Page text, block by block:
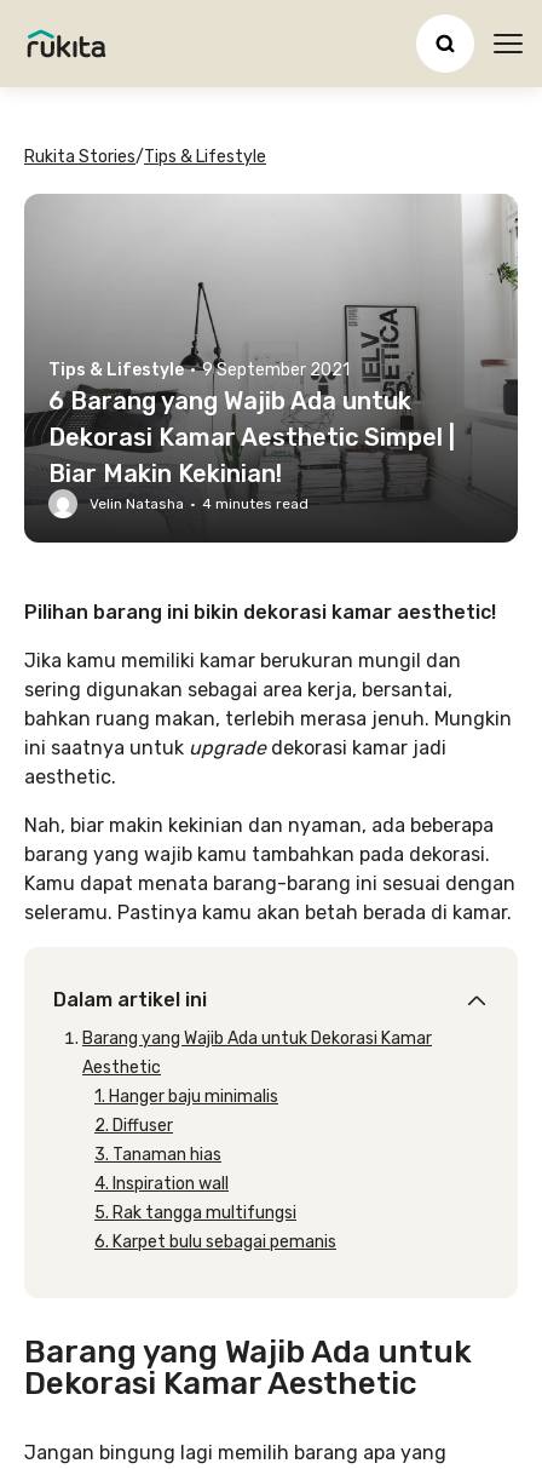
Rukita Stories/Tips & Lifestyle
Tips & Lifestyle · 9 September 2021
6 Barang yang Wajib Ada untuk
Dekorasi Kamar Aesthetic Simpel |
Biar Makin Kekinian!
Velin Natasha · 4 minutes read
Pilihan barang ini bikin dekorasi kamar aesthetic!
Jika kamu memiliki kamar berukuran mungil dan
sering digunakan sebagai area kerja, bersantai,
bahkan ruang makan, terlebih merasa jenuh. Mungkin
ini saatnya untuk upgrade dekorasi kamar jadi
aesthetic.
Nah, biar makin kekinian dan nyaman, ada beberapa
barang yang wajib kamu tambahkan pada dekorasi.
Kamu dapat menata barang-barang ini sesuai dengan
seleramu. Pastinya kamu akan betah berada di kamar.
Dalam artikel ini
Barang yang Wajib Ada untuk Dekorasi Kamar
Aesthetic
1. Hanger baju minimalis
2. Diffuser
3. Tanaman hias
4. Inspiration wall
5. Rak tangga multifungsi
6. Karpet bulu sebagai pemanis
Barang yang Wajib Ada untuk
Dekorasi Kamar Aesthetic
Jangan bingung lagi memilih barang apa yang